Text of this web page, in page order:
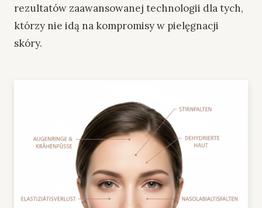
rezultatów zaawansowanej technologii dla tych,
którzy nie idą na kompromisy w pielęgnacji
skóry.